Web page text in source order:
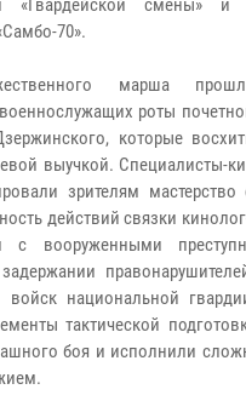
«Гвардейской смены»
70».
марша
роты
которые
выучкой. Специалисты-
зрителям
действий связки
с вооруженными
войск национальной
тактической
боя и исполнили